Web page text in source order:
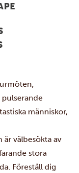
pulserande
människor,
är välbesökta av
stora
Föreställ dig